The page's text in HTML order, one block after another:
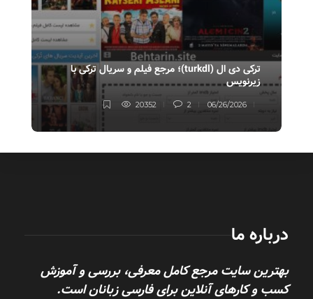
ترکی دی ال (turkdl)؛ مرجع فیلم و سریال ترکی با
زیرنویس
06/26/2026
2
20352
درباره ما
بهترین سایت مرجع کامل معرفی، بررسی و آموزش
کسب و کارهای آنلاین برای فارسی زبانان است.